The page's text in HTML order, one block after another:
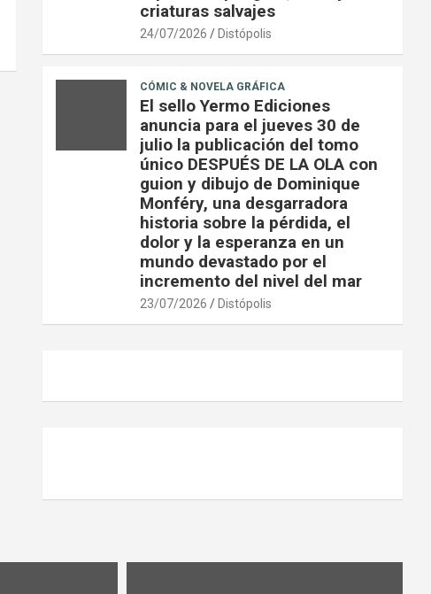
criaturas salvajes
24/07/2026 Distópolis
CÓMIC & NOVELA GRÁFICA
El sello Yermo Ediciones
anuncia para el jueves 30 de
julio la publicación del tomo
único DESPUÉS DE LA OLA con
guion y dibujo de Dominique
Monféry, una desgarradora
historia sobre la pérdida, el
dolor y la esperanza en un
mundo devastado por el
incremento del nivel del mar
23/07/2026 Distópolis